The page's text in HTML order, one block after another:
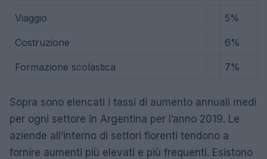
Viaggio 5%
Costruzione 6%
Formazione scolastica 7%
Sopra sono elencati i tassi di aumento annuali medi
per ogni settore in Argentina per l’anno 2019. Le
aziende all’interno di settori fiorenti tendono a
fornire aumenti più elevati e più frequenti. Esistono